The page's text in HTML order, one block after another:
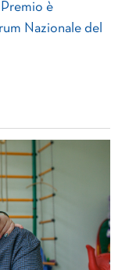
è
Nazionale del